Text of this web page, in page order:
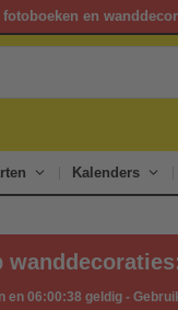
en
Kalenders
en 06:00:37 geldig -